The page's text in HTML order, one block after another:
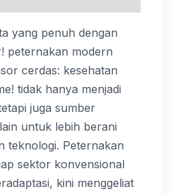
yang penuh dengan
peternakan modern
cerdas: kesehatan
tidak hanya menjadi
juga sumber
untuk lebih berani
teknologi. Peternakan
sektor konvensional
kini menggeliat